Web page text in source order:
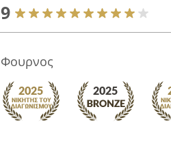
9
Φουρνος